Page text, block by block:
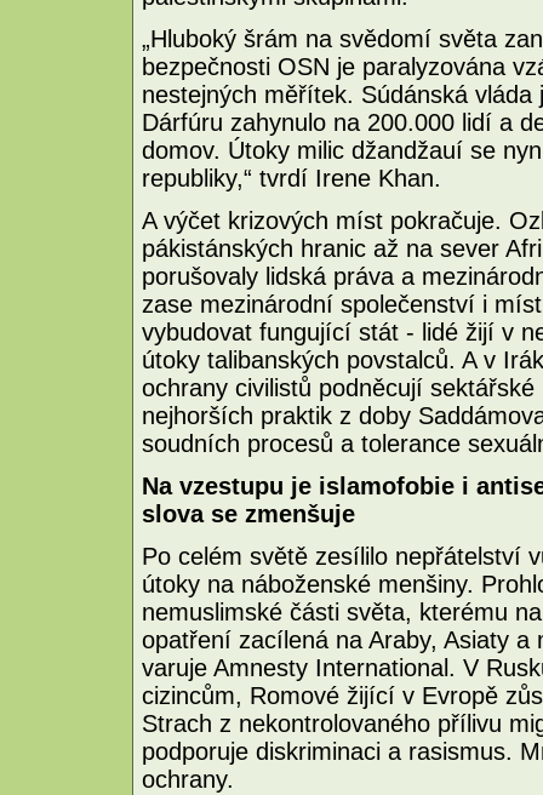
„Hluboký šrám na svědomí světa
bezpečnosti OSN je paralyzována
nestejných měřítek. Súdánská
Dárfúru zahynulo na 200.000 lidí a
domov. Útoky milic džandžauí se
republiky,“ tvrdí Irene Khan.
A výčet krizových míst pokračuje.
pákistánských hranic až na sever
porušovaly lidská práva a
zase mezinárodní společenství i
vybudovat fungující stát - lidé žijí v
útoky talibanských povstalců. A v
ochrany civilistů podněcují
nejhorších praktik z doby
soudních procesů a tolerance
Na vzestupu je islamofobie i
slova se zmenšuje
Po celém světě zesílilo nepřátelství
útoky na náboženské menšiny.
nemuslimské části světa, kterému
opatření zacílená na Araby, Asiaty
varuje Amnesty International. V
cizincům, Romové žijící v Evropě
Strach z nekontrolovaného přílivu
podporuje diskriminaci a rasismus.
ochrany.